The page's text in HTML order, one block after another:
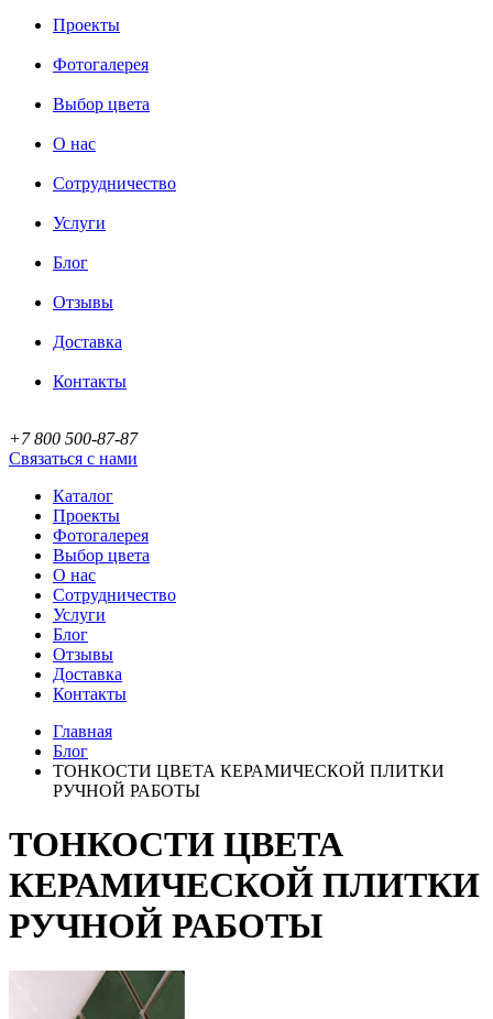
Проекты
Фотогалерея
Выбор цвета
О нас
Сотрудничество
Услуги
Блог
Отзывы
Доставка
Контакты
+7 800 500-87-87
Связаться с нами
Каталог
Проекты
Фотогалерея
Выбор цвета
О нас
Сотрудничество
Услуги
Блог
Отзывы
Доставка
Контакты
Главная
Блог
ТОНКОСТИ ЦВЕТА КЕРАМИЧЕСКОЙ ПЛИТКИ
РУЧНОЙ РАБОТЫ
ТОНКОСТИ ЦВЕТА
КЕРАМИЧЕСКОЙ ПЛИТКИ
РУЧНОЙ РАБОТЫ